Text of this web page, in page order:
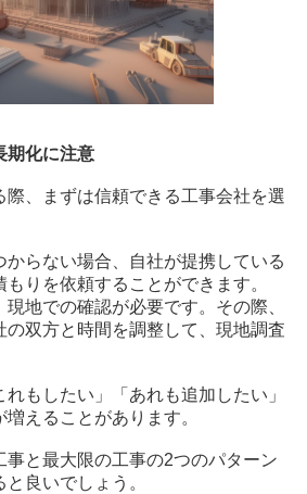
期化に注意
際、まずは信頼できる工事会社を選
からない場合、自社が提携している
りを依頼することができます。
地での確認が必要です。その際、
の双方と時間を調整して、現地調査
もしたい」「あれも追加したい」
えることがあります。
事と最大限の工事の2つのパターン
良いでしょう。